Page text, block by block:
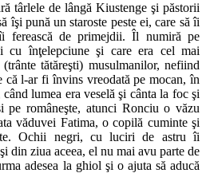
târlele de lângă Kiustenge şi păstorii
îşi pună un staroste peste ei, care să îi
ferească de primejdii. Îl numiră pe
înţelepciune şi care era cel mai
tătăreşti) musulmanilor, nefiind
că l-ar fi învins vreodată pe mocan, în
lumea era veselă şi cânta la foc şi
pe româneşte, atunci Ronciu o văzu
văduvei Fatima, o copilă cuminte şi
Ochii negri, cu luciri de astru îi
din ziua aceea, el nu mai avu parte de
adesea la ghiol şi o ajuta să aducă